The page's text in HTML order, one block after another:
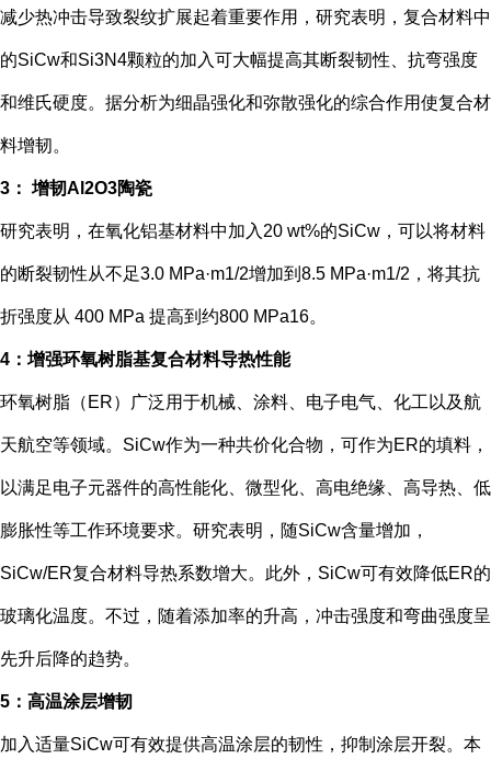
减少热冲击导致裂纹扩展起着重要作用，研究表明，复合材料中
的SiCw和Si3N4颗粒的加入可大幅提高其断裂韧性、抗弯强度
和维氏硬度。据分析为细晶强化和弥散强化的综合作用使复合材
料增韧。
3： 增韧Al2O3陶瓷
研究表明，在氧化铝基材料中加入20 wt%的SiCw，可以将材料
的断裂韧性从不足3.0 MPa·m1/2增加到8.5 MPa·m1/2，将其抗
折强度从 400 MPa 提高到约800 MPa16。
4：增强环氧树脂基复合材料导热性能
环氧树脂（ER）广泛用于机械、涂料、电子电气、化工以及航
天航空等领域。SiCw作为一种共价化合物，可作为ER的填料，
以满足电子元器件的高性能化、微型化、高电绝缘、高导热、低
膨胀性等工作环境要求。研究表明，随SiCw含量增加，
SiCw/ER复合材料导热系数增大。此外，SiCw可有效降低ER的
玻璃化温度。不过，随着添加率的升高，冲击强度和弯曲强度呈
先升后降的趋势。
5：高温涂层增韧
加入适量SiCw可有效提供高温涂层的韧性，抑制涂层开裂。本